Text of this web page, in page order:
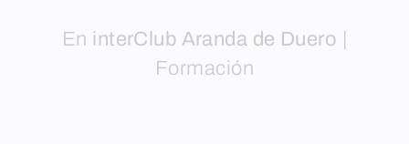
En interClub Aranda de Duero
Formación